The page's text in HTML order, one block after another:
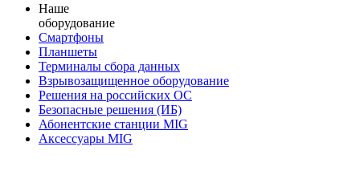
Наше
оборудование
Смартфоны
Планшеты
Терминалы сбора данных
Взрывозащищенное оборудование
Решения на российских ОС
Безопасные решения (ИБ)
Абонентские станции MIG
Аксессуары MIG